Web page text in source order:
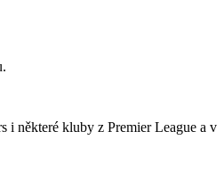
i některé kluby z Premier League a v